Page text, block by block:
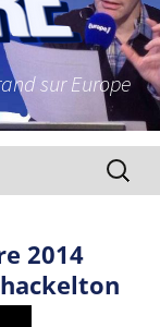
sur Europe
2014